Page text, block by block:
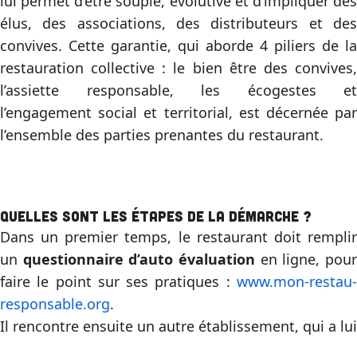
élus, des associations, des distributeurs et des
convives. Cette garantie, qui aborde 4 piliers de la
restauration collective : le bien être des convives,
l’assiette responsable, les écogestes et
l’engagement social et territorial, est décernée par
l’ensemble des parties prenantes du restaurant.
Quelles sont les étapes de la démarche ?
Dans un premier temps, le restaurant doit remplir
un questionnaire d’auto évaluation en ligne, pour
faire le point sur ses pratiques : www.mon-restau-
responsable.org.
Il rencontre ensuite un autre établissement, qui a lui